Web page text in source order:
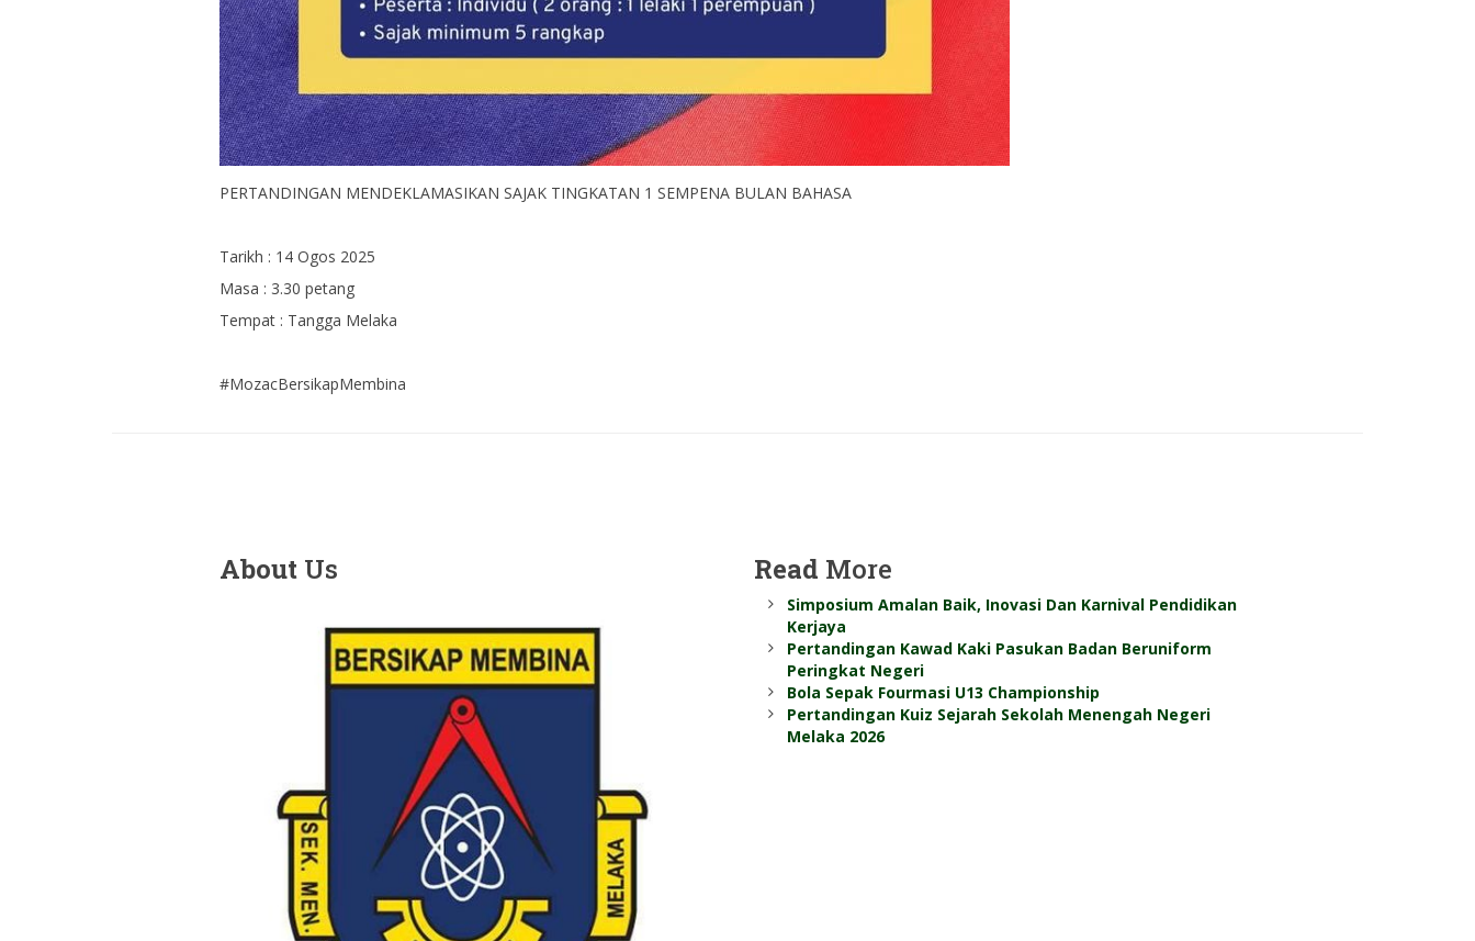
PERTANDINGAN MENDEKLAMASIKAN SAJAK TINGKATAN 1 SEMPENA BULAN BAHASA
Tarikh : 14 Ogos 2025
Masa : 3.30 petang
Tempat : Tangga Melaka
#MozacBersikapMembina
AboutUs Read More
Simposium Amalan Baik, Inovasi Dan Karnival Pendidikan
Kerjaya
Pertandingan Kawad Kaki Pasukan Badan Beruniform
Peringkat Negeri
Bola Sepak Fourmasi U13 Championship
Pertandingan Kuiz Sejarah Sekolah Menengah Negeri
Melaka 2026